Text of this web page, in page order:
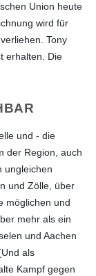
Union heute
wird für
Tony
erhalten. Die
und - die
der Region, auch
ungleichen
und Zölle, über
möglichen und
mehr als ein
und Aachen
als
Kampf gegen